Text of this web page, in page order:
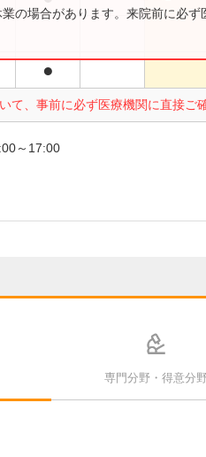
●
て、事前に必ず医療機関に直接ご
の場合があります。来院前に必ず
～17:00
専門分野・得意分野